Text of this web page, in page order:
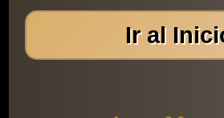
Ir al